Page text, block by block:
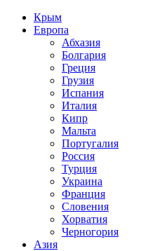
Крым
Европа
Абхазия
Болгария
Греция
Грузия
Испания
Италия
Кипр
Мальта
Португалия
Россия
Турция
Украина
Франция
Словения
Хорватия
Черногория
Азия